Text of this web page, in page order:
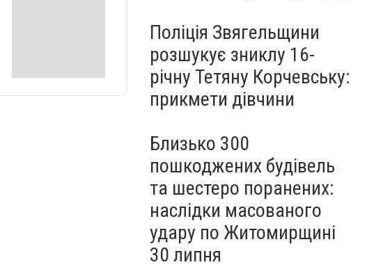
Поліція Звягельщини
розшукує зниклу 16-
річну Тетяну Корчевську:
прикмети дівчини
Близько 300
пошкоджених будівель
та шестеро поранених:
наслідки масованого
удару по Житомирщині
30 липня